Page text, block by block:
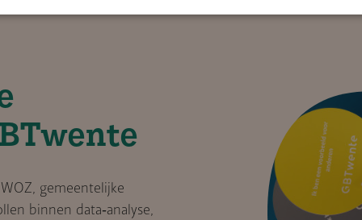
gemeentelijke
binnen data‑analyse,